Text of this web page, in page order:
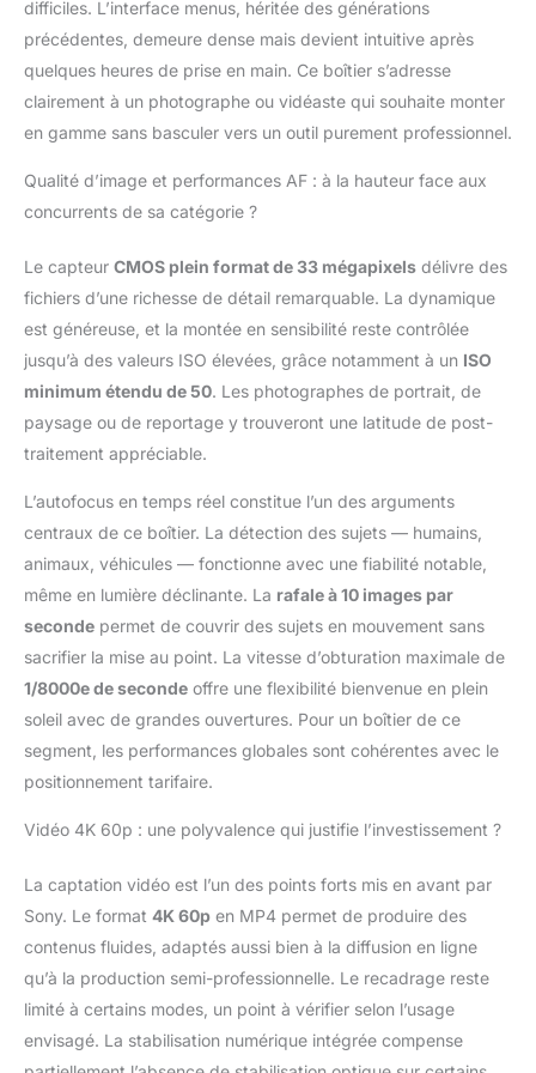
tactile de 7,6 cm (3")
pour une experience
unique en photo
les utilisateurs
expérimentés, l'Alpha 7
interne en 4K, 60p,
4:2:2 10 bits et intègre
CINETONES-LOG 3
pour un rendu
cinématique et une
post production facilité
L'Alpha 7 IV permet le
streaming en direct en
Full HD 60p, sans carte
C, afin que vous
connecté avec votre
public Technologie de
pointe Sony :
choisissez parmi plus
de 40 objectifs Sony
originaux plein format
pour laisser libre cours
à votre créativité. Grâce
à ces objectifs
pouvez facilement
d'excellente qualité.
PARTAGEZ VOTRE
CONTENU AUTOUR DE
VOUS Pour une
des images, vous
pouvez facilement
vous connecter à votre
difficiles. L’interface menus, héritée des générations
précédentes, demeure dense mais devient intuitive après
quelques heures de prise en main. Ce boîtier s’adresse
clairement à un photographe ou vidéaste qui souhaite monter
en gamme sans basculer vers un outil purement professionnel.
Qualité d’image et performances AF : à la hauteur face aux
concurrents de sa catégorie ?
Le capteur CMOS plein format de 33 mégapixels délivre des
fichiers d’une richesse de détail remarquable. La dynamique
est généreuse, et la montée en sensibilité reste contrôlée
jusqu’à des valeurs ISO élevées, grâce notamment à un ISO
minimum étendu de 50. Les photographes de portrait, de
paysage ou de reportage y trouveront une latitude de post-
traitement appréciable.
L’autofocus en temps réel constitue l’un des arguments
centraux de ce boîtier. La détection des sujets — humains,
animaux, véhicules — fonctionne avec une fiabilité notable,
même en lumière déclinante. La rafale à 10 images par
seconde permet de couvrir des sujets en mouvement sans
sacrifier la mise au point. La vitesse d’obturation maximale de
1/8000e de seconde offre une flexibilité bienvenue en plein
soleil avec de grandes ouvertures. Pour un boîtier de ce
segment, les performances globales sont cohérentes avec le
positionnement tarifaire.
Vidéo 4K 60p : une polyvalence qui justifie l’investissement ?
La captation vidéo est l’un des points forts mis en avant par
Sony. Le format 4K 60p en MP4 permet de produire des
contenus fluides, adaptés aussi bien à la diffusion en ligne
qu’à la production semi-professionnelle. Le recadrage reste
limité à certains modes, un point à vérifier selon l’usage
envisagé. La stabilisation numérique intégrée compense